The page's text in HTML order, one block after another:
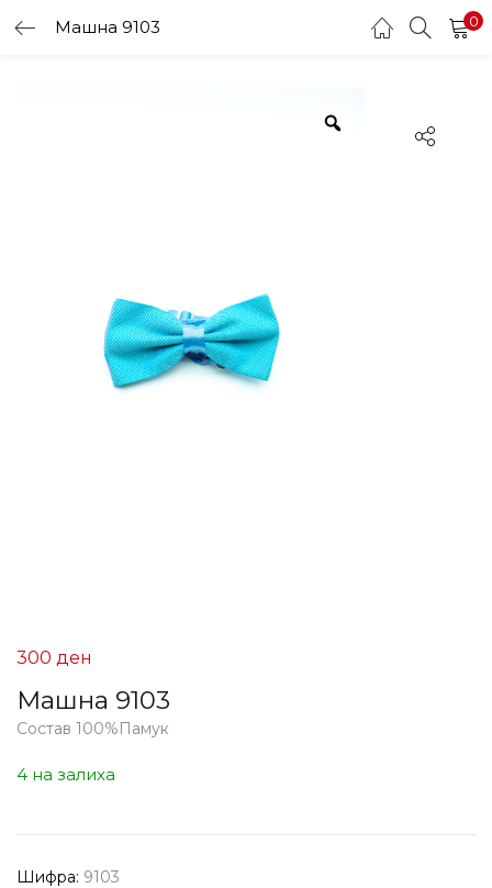
Машна 9103 0
Машна 9103
300 ден
Состав 100%Памук
4 на залиха
Шифра: 9103
LOGIN
Enter your username and password to login.
Login
Lost password?